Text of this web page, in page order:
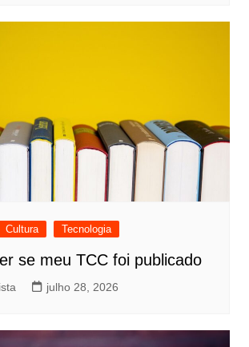
Cultura Tecnologia
se meu TCC foi publicado
julho 28, 2026